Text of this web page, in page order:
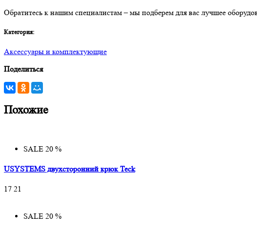
Обратитесь к нашим специалистам – мы подберем для вас лучшее
Категория:
Аксессуары и комплектующие
Поделиться
Похожие
SALE 20 %
USYSTEMS двухсторонний крюк Teck
17 21
SALE 20 %